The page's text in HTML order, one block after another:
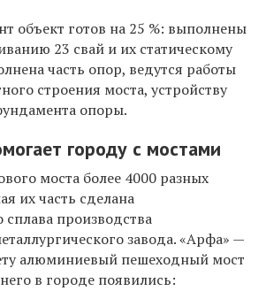
объект готов на 25 %: выполнены
23 свай и их статическому
часть опор, ведутся работы
строения моста, устройству
опоры.
городу с мостами
моста более 4000 разных
их часть сделана
производства
завода. «Арфа» —
алюминиевый пешеходный мост
в городе появились: